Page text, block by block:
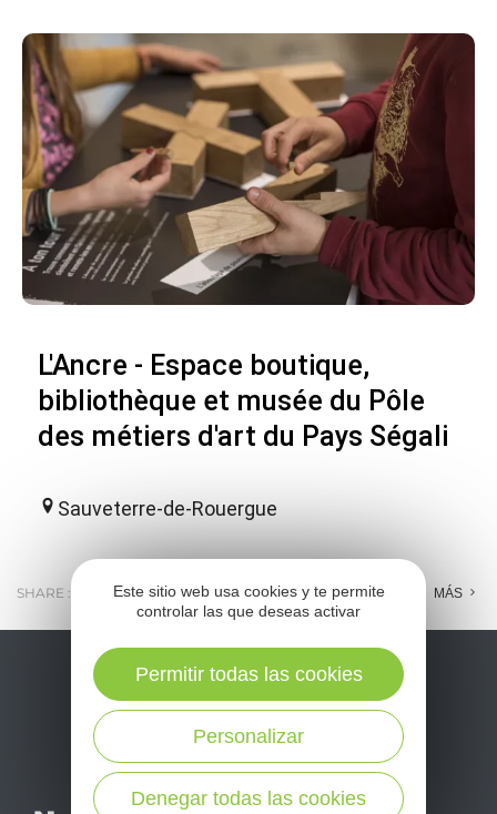
L'Ancre - Espace boutique,
bibliothèque et musée du Pôle
des métiers d'art du Pays Ségali
Sauveterre-de-Rouergue
SHARE : E-MAIL MESSENGER FACEBOOK MÁS
No se pierda nuestro
Este sitio web usa cookies y te permite
controlar las que deseas activar
Denegar todas las cookies
Personalizar
Permitir todas las cookies